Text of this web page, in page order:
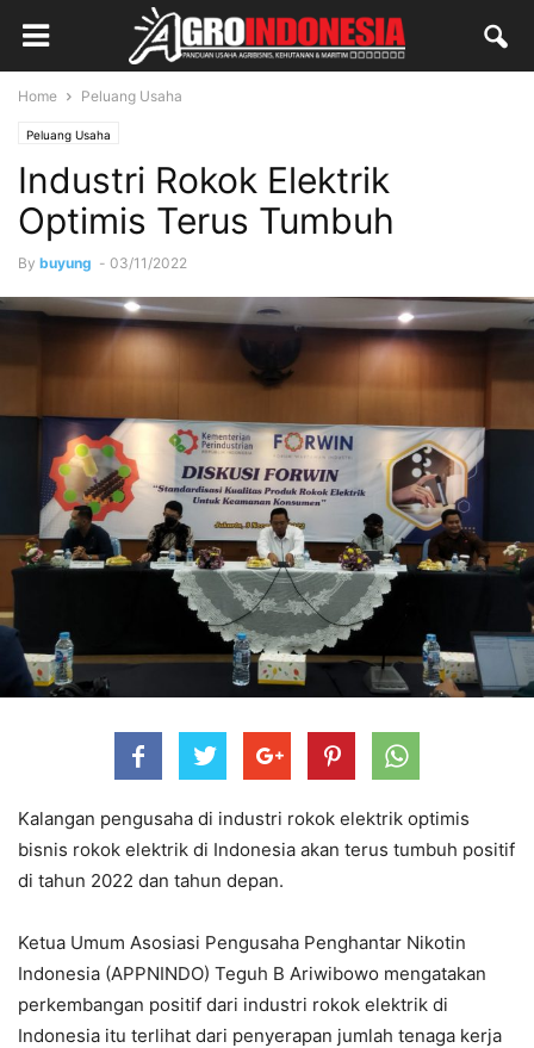
Home Peluang Usaha
Peluang Usaha
Industri Rokok Elektrik
Optimis Terus Tumbuh
By buyung - 03/11/2022
Kalangan pengusaha di industri rokok elektrik optimis
bisnis rokok elektrik di Indonesia akan terus tumbuh positif
di tahun 2022 dan tahun depan.
Ketua Umum Asosiasi Pengusaha Penghantar Nikotin
Indonesia (APPNINDO) Teguh B Ariwibowo mengatakan
perkembangan positif dari industri rokok elektrik di
Indonesia itu terlihat dari penyerapan jumlah tenaga kerja